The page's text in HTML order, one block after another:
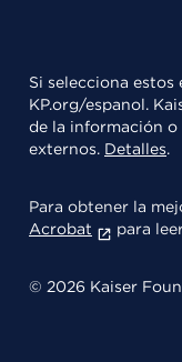
Si selecciona estos
KP.org/espanol.
de la información
externos. Detalles.
Para obtener la
Acrobat
para
© 2026 Kaiser